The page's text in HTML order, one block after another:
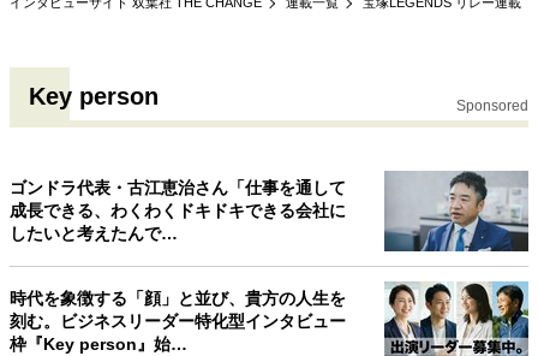
Key person Sponsored
ゴンドラ代表・古江恵治さん「仕事を通して
成長できる、わくわくドキドキできる会社に
したいと考えたんで…
時代を象徴する「顔」と並び、貴方の人生を
刻む。ビジネスリーダー特化型インタビュー
枠『Key person』始…